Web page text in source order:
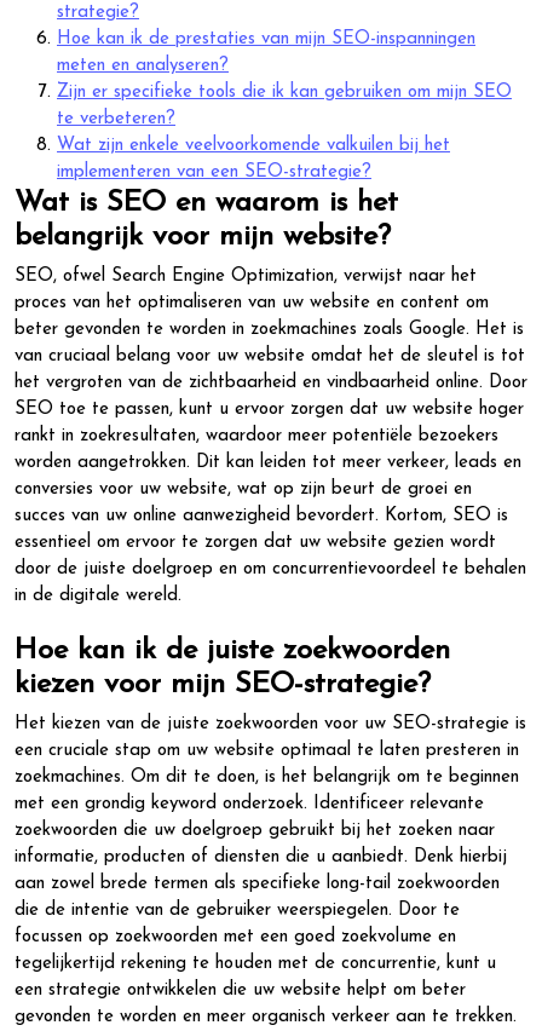
strategie?
Hoe kan ik de prestaties van mijn SEO-inspanningen
meten en analyseren?
Zijn er specifieke tools die ik kan gebruiken om mijn SEO
te verbeteren?
Wat zijn enkele veelvoorkomende valkuilen bij het
implementeren van een SEO-strategie?
Wat is SEO en waarom is het
belangrijk voor mijn website?
SEO, ofwel Search Engine Optimization, verwijst naar het
proces van het optimaliseren van uw website en content om
beter gevonden te worden in zoekmachines zoals Google. Het is
van cruciaal belang voor uw website omdat het de sleutel is tot
het vergroten van de zichtbaarheid en vindbaarheid online. Door
SEO toe te passen, kunt u ervoor zorgen dat uw website hoger
rankt in zoekresultaten, waardoor meer potentiële bezoekers
worden aangetrokken. Dit kan leiden tot meer verkeer, leads en
conversies voor uw website, wat op zijn beurt de groei en
succes van uw online aanwezigheid bevordert. Kortom, SEO is
essentieel om ervoor te zorgen dat uw website gezien wordt
door de juiste doelgroep en om concurrentievoordeel te behalen
in de digitale wereld.
Hoe kan ik de juiste zoekwoorden
kiezen voor mijn SEO-strategie?
Het kiezen van de juiste zoekwoorden voor uw SEO-strategie is
een cruciale stap om uw website optimaal te laten presteren in
zoekmachines. Om dit te doen, is het belangrijk om te beginnen
met een grondig keyword onderzoek. Identificeer relevante
zoekwoorden die uw doelgroep gebruikt bij het zoeken naar
informatie, producten of diensten die u aanbiedt. Denk hierbij
aan zowel brede termen als specifieke long-tail zoekwoorden
die de intentie van de gebruiker weerspiegelen. Door te
focussen op zoekwoorden met een goed zoekvolume en
tegelijkertijd rekening te houden met de concurrentie, kunt u
een strategie ontwikkelen die uw website helpt om beter
gevonden te worden en meer organisch verkeer aan te trekken.